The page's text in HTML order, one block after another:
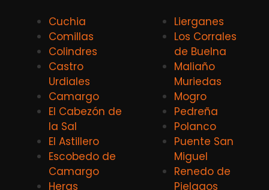
Cuchia
Comillas
Colindres
Castro
Urdiales
Camargo
El Cabezón de
la Sal
El Astillero
Escobedo de
Camargo
Heras
Lierganes
Los Corrales
de Buelna
Maliaño
Muriedas
Mogro
Pedreña
Polanco
Puente San
Miguel
Renedo de
Pielagos